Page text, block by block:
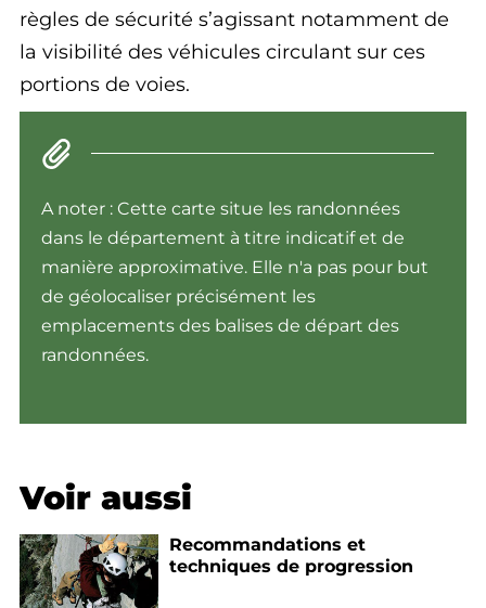
règles de sécurité s’agissant notamment de
la visibilité des véhicules circulant sur ces
portions de voies.
A noter : Cette carte situe les randonnées
dans le département à titre indicatif et de
manière approximative. Elle n'a pas pour but
de géolocaliser précisément les
emplacements des balises de départ des
randonnées.
Voir aussi
Recommandations et
techniques de progression